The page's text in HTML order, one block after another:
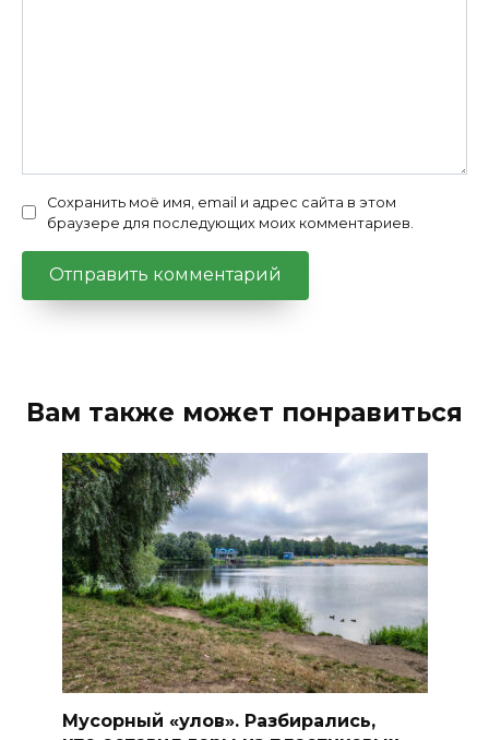
Сохранить моё имя, email и адрес сайта в этом
браузере для последующих моих комментариев.
Вам также может понравиться
Мусорный «улов». Разбирались,